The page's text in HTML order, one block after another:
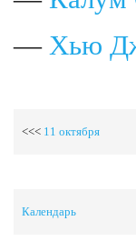
— Хью
<<< 11 октября
Календарь